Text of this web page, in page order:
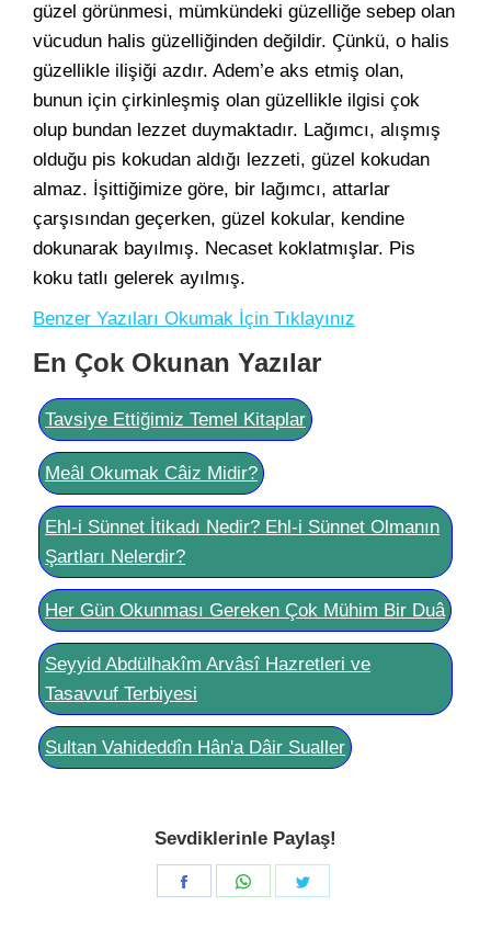
güzel görünmesi, mümkündeki güzelliğe sebep olan
vücudun halis güzelliğinden değildir. Çünkü, o halis
güzellikle ilişiği azdır. Adem’e aks etmiş olan,
bunun için çirkinleşmiş olan güzellikle ilgisi çok
olup bundan lezzet duymaktadır. Lağımcı, alışmış
olduğu pis kokudan aldığı lezzeti, güzel kokudan
almaz. İşittiğimize göre, bir lağımcı, attarlar
çarşısından geçerken, güzel kokular, kendine
dokunarak bayılmış. Necaset koklatmışlar. Pis
koku tatlı gelerek ayılmış.
Benzer Yazıları Okumak İçin Tıklayınız
En Çok Okunan Yazılar
Tavsiye Ettiğimiz Temel Kitaplar
Meâl Okumak Câiz Midir?
Ehl-i Sünnet İtikadı Nedir? Ehl-i Sünnet Olmanın
Şartları Nelerdir?
Her Gün Okunması Gereken Çok Mühim Bir Duâ
Seyyid Abdülhakîm Arvâsî Hazretleri ve
Tasavvuf Terbiyesi
Sultan Vahideddîn Hân'a Dâir Sualler
Sevdiklerinle Paylaş!
Share
Share